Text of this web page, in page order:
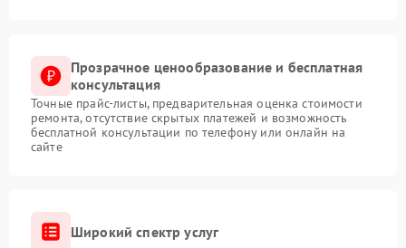
Прозрачное ценообразование и бесплатная
консультация
Точные прайс-листы, предварительная оценка стоимости
ремонта, отсутствие скрытых платежей и возможность
бесплатной консультации по телефону или онлайн на
сайте
Широкий спектр услуг